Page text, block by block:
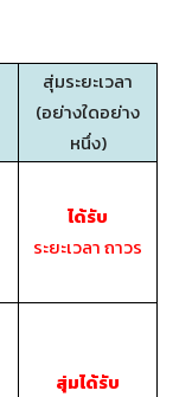
สุ่มระยะเวลา
(อย่างใดอย่าง
หนึ่ง)
ได้รับ
ระยะเวลา ถาวร
สุ่มได้รับ